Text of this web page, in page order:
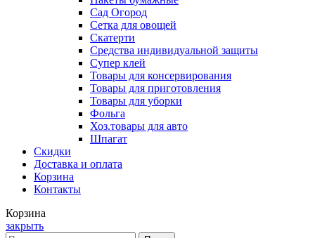
Сад Огород
Сетка для овощей
Скатерти
Средства индивидуальной защиты
Супер клей
Товары для консервирования
Товары для приготовления
Товары для уборки
Фольга
Хоз.товары для авто
Шпагат
Скидки
Доставка и оплата
Корзина
Контакты
Корзина
закрыть